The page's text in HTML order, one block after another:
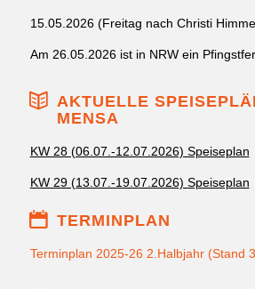
15.05.2026 (Freitag nach Christi
Am 26.05.2026 ist in NRW ein
AKTUELLE
MENSA
KW 28 (06.07.-12.07.2026) Speiseplan
KW 29 (13.07.-19.07.2026) Speiseplan
TERMINPLAN
Terminplan 2025-26 2.Halbjahr (Stand